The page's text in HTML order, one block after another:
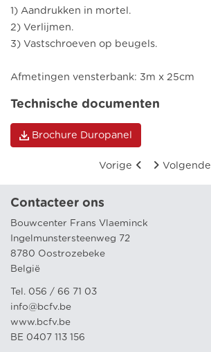
1) Aandrukken in mortel.
2) Verlijmen.
3) Vastschroeven op beugels.
Afmetingen vensterbank: 3m x 25cm
Technische documenten
Brochure Duropanel
Vorige Volgende
Contacteer ons
Bouwcenter Frans Vlaeminck
Ingelmunstersteenweg 72
8780 Oostrozebeke
België
Tel. 056 / 66 71 03
info@bcfv.be
www.bcfv.be
BE 0407 113 156